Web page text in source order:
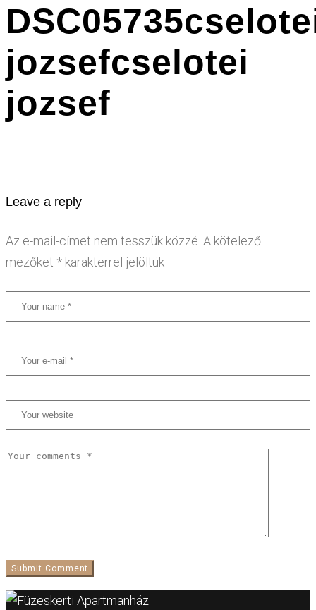
jozsefcselotei
jozsef
Leave a reply
Az e-mail-címet nem tesszük közzé. A kötelező
mezőket * karakterrel jelöltük